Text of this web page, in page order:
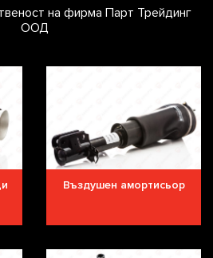
на фирма Парт Трейдинг
ООД
Въздушен амортисьор